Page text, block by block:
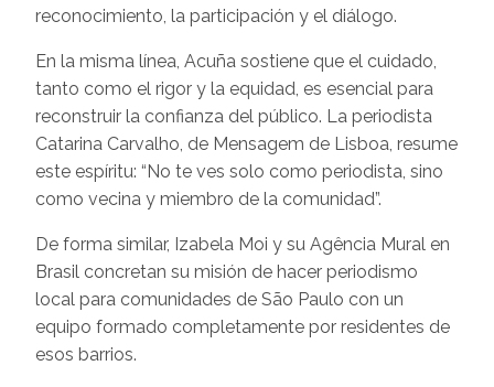
reconocimiento, la participación y el diálogo.
En la misma línea, Acuña sostiene que el cuidado,
tanto como el rigor y la equidad, es esencial para
reconstruir la confianza del público. La periodista
Catarina Carvalho, de Mensagem de Lisboa, resume
este espíritu: “No te ves solo como periodista, sino
como vecina y miembro de la comunidad”.
De forma similar, Izabela Moi y su Agência Mural en
Brasil concretan su misión de hacer periodismo
local para comunidades de São Paulo con un
equipo formado completamente por residentes de
esos barrios.